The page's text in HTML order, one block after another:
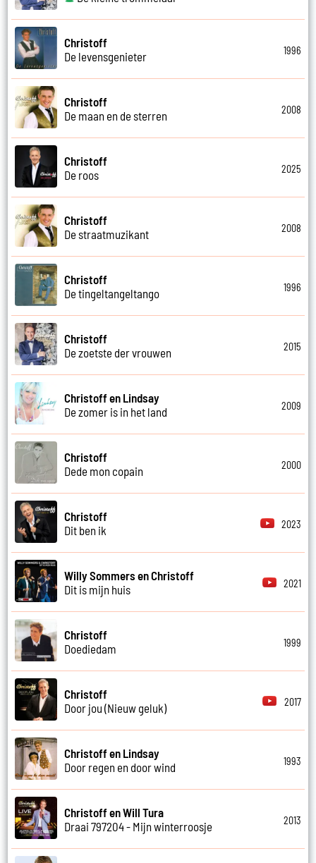
Christoff
De levensgenieter
1996
Christoff
De maan en de sterren
2008
Christoff
De roos
2025
Christoff
De straatmuzikant
2008
Christoff
De tingeltangeltango
1996
Christoff
De zoetste der vrouwen
2015
Christoff en Lindsay
De zomer is in het land
2009
Christoff
Dede mon copain
2000
Christoff
Dit ben ik
2023
Willy Sommers en Christoff
Dit is mijn huis
2021
Christoff
Doediedam
1999
Christoff
Door jou (Nieuw geluk)
2017
Christoff en Lindsay
Door regen en door wind
1993
Christoff en Will Tura
Draai 797204 - Mijn winterroosje
2013